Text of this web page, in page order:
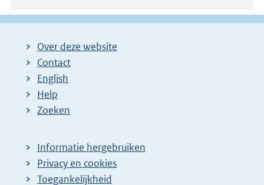
Over deze website
Contact
English
Help
Zoeken
Informatie hergebruiken
Privacy en cookies
Toegankelijkheid